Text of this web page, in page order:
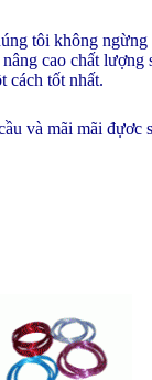
tôi không
cao chất lượng
cách tốt nhất.
và mãi mãi đựơc